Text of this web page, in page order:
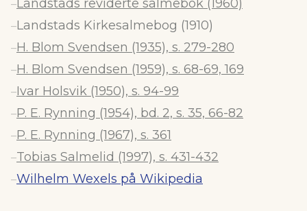
–Landstads reviderte salmebok (1960)
–Landstads Kirkesalmebog (1910)
–H. Blom Svendsen (1935), s. 279-280
–H. Blom Svendsen (1959), s. 68-69, 169
–Ivar Holsvik (1950), s. 94-99
–P. E. Rynning (1954), bd. 2, s. 35, 66-82
–P. E. Rynning (1967), s. 361
–Tobias Salmelid (1997), s. 431-432
–Wilhelm Wexels på Wikipedia